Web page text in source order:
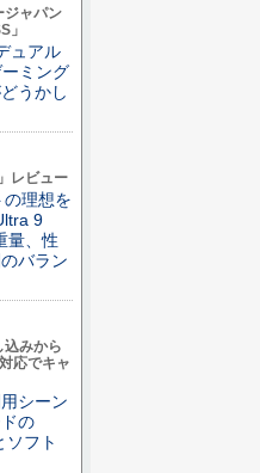
ジャパン
」
ュアル
ミング
うかし
レビュー
理想を
9
量、性
バラン
込みから
応でキャ
シーン
の
ソフト